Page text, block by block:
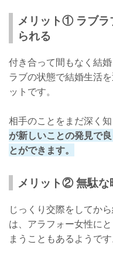
メリット① ラブラ
られる
付き合って間もなく結
ラブの状態で結婚生活
ットです。
相手のことをまだ深く
が新しいことの発見で
とができます。
メリット② 無駄な
じっくり交際をしてか
は、アラフォー女性に
まうこともあるようです